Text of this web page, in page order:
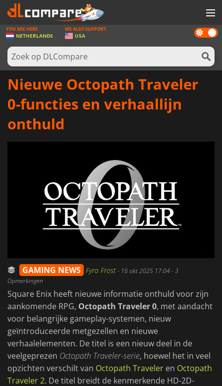
SPELLEN
GAME CARDS
SOFTWARE
Dark
mode
YOU ARE HERE
NETHERLANDS
WE ALSO SUPPORT
USA
Nieuwe Octopath Traveler
0-functies en verhaallijn
onthuld
GAMING NEWS Fyra Frost- 16 okt 2025 17:04- 3
Opmerkingen
Square Enix heeft nieuwe informatie onthuld voor zijn
aankomende RPG, Octopath Traveler 0, met aandacht
voor belangrijke gameplay-systemen, nieuw
geïntroduceerde metgezellen en nieuwe
verhaalelementen. De titel is een nieuw deel in de
veelgeprezen Octopath Traveler-serie, hoewel het in veel
opzichten verschilt van Octopath Traveler en Octopath
Traveler 2. De titel breidt de kenmerkende HD-2D-